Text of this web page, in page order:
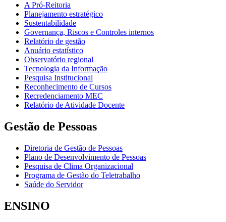
A Pró-Reitoria
Planejamento estratégico
Sustentabilidade
Governança, Riscos e Controles internos
Relatório de gestão
Anuário estatístico
Observatório regional
Tecnologia da Informação
Pesquisa Institucional
Reconhecimento de Cursos
Recredenciamento MEC
Relatório de Atividade Docente
Gestão de Pessoas
Diretoria de Gestão de Pessoas
Plano de Desenvolvimento de Pessoas
Pesquisa de Clima Organizacional
Programa de Gestão do Teletrabalho
Saúde do Servidor
ENSINO